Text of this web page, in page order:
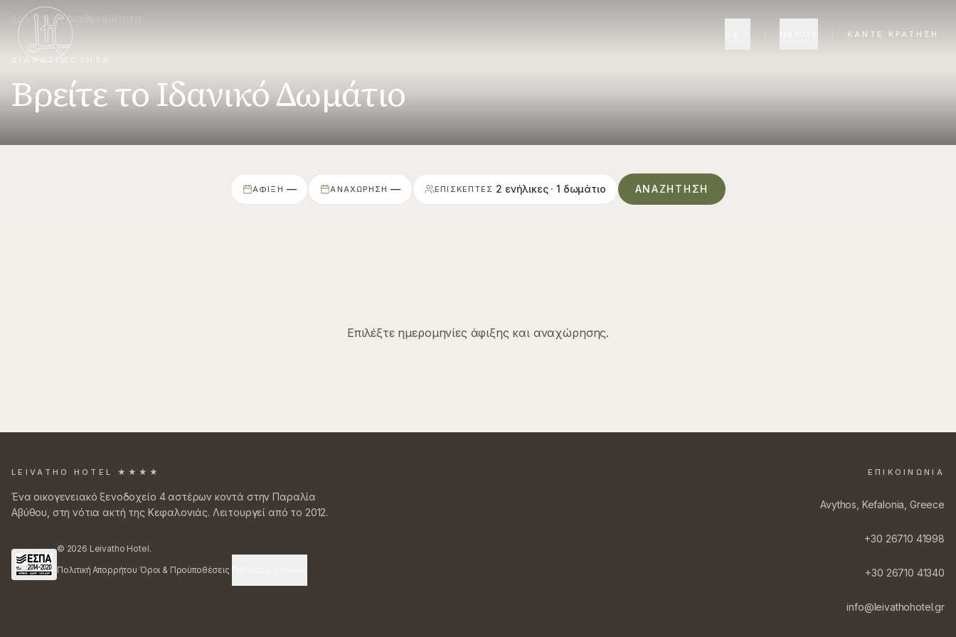
Μετάβαση στο κύριο περιεχόμενο
ΚΆΝΤΕ ΚΡΆΤΗΣΗ
Αρχική Διαθεσιμότητα
ΔΙΑΘΕΣΙΜΌΤΗΤΑ
Βρείτε το Ιδανικό Δωμάτιο
ΆΦΙΞΗ — ΑΝΑΧΏΡΗΣΗ — ΕΠΙΣΚΈΠΤΕΣ 2 ενήλικες·1 δωμάτιο ΑΝΑΖΉΤΗΣΗ
Επιλέξτε ημερομηνίες άφιξης και αναχώρησης.
LEIVATHO HOTEL ★★★★
Ένα οικογενειακό ξενοδοχείο 4 αστέρων κοντά στην Παραλία
Αβύθου, στη νότια ακτή της Κεφαλονιάς. Λειτουργεί από το 2012.
© 2026 Leivatho Hotel.
Πολιτική Απορρήτου·Όροι & Προϋποθέσεις·
ΕΠΙΚΟΙΝΩΝΊΑ
Avythos, Kefalonia, Greece
+30 26710 41998
+30 26710 41340
info@leivathohotel.gr